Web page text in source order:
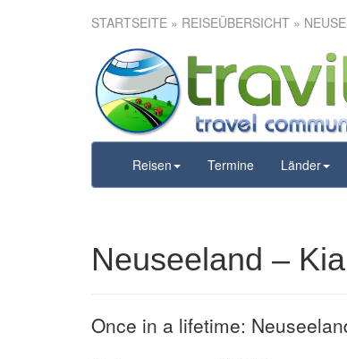
STARTSEITE » REISEÜBERSICHT »
Reisen Termine Länder
Neuseeland –
Once in a lifetime: